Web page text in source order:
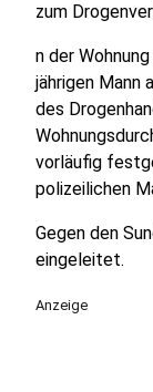
zum
n der
jährigen Mann
des
vorläufig
polizeilichen
Gegen den
eingeleitet.
Anzeige